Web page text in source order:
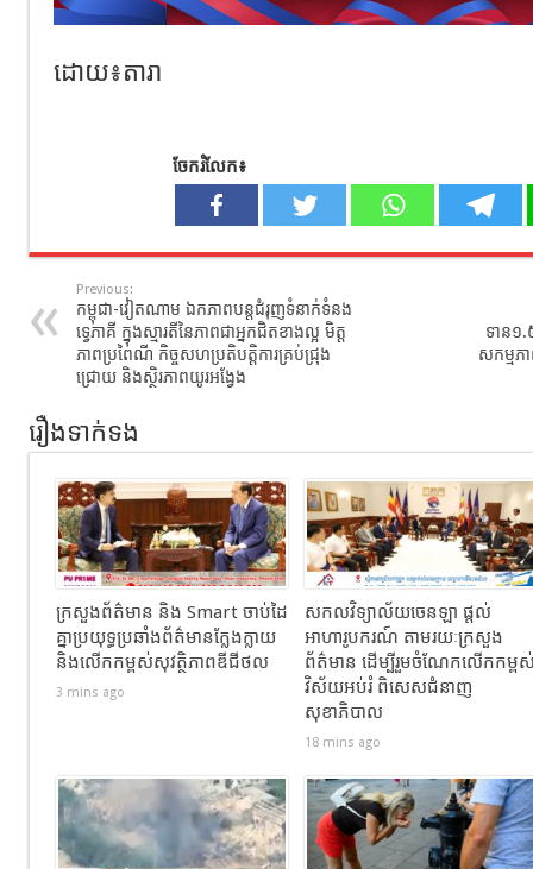
ដោយ៖តារា
ចែករំលែក៖
Previous:
កម្ពុជា-វៀតណាម ឯកភាពបន្តជំរុញទំនាក់ទំនង
ទ្វេភាគី ក្នុងស្មារតីនៃភាពជាអ្នកជិតខាងល្អ មិត្ត
ភាពប្រពៃណី កិច្ចសហប្រតិបត្តិការគ្រប់ជ្រុង
ជ្រោយ និងស្ថិរភាពយូរអង្វែង
ទាន១.
សកម្ម
រឿងទាក់ទង
ក្រសួងព័ត៌មាន និង Smart ចាប់ដៃ
គ្នាប្រយុទ្ធប្រឆាំងព័ត៌មានក្លែងក្លាយ
និងលើកកម្ពស់សុវត្ថិភាពឌីជីថល
3 mins ago
សកលវិទ្យាល័យចេនឡា ផ្តល់
អាហារូបករណ៍ តាមរយៈក្រសួង
ព័ត៌មាន ដើម្បីរួមចំណែកលើកកម្ព
វិស័យអប់រំ ពិសេសជំនាញ
សុខាភិបាល
18 mins ago